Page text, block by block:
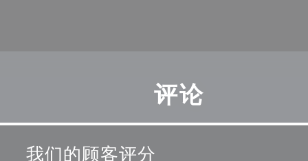
评论
我们的顾客评分